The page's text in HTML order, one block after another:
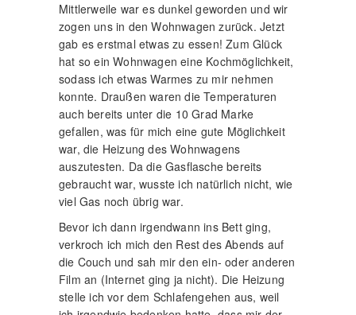
Mittlerweile war es dunkel geworden und wir
zogen uns in den Wohnwagen zurück. Jetzt
gab es erstmal etwas zu essen! Zum Glück
hat so ein Wohnwagen eine Kochmöglichkeit,
sodass ich etwas Warmes zu mir nehmen
konnte. Draußen waren die Temperaturen
auch bereits unter die 10 Grad Marke
gefallen, was für mich eine gute Möglichkeit
war, die Heizung des Wohnwagens
auszutesten. Da die Gasflasche bereits
gebraucht war, wusste ich natürlich nicht, wie
viel Gas noch übrig war.
Bevor ich dann irgendwann ins Bett ging,
verkroch ich mich den Rest des Abends auf
die Couch und sah mir den ein- oder anderen
Film an (Internet ging ja nicht). Die Heizung
stelle ich vor dem Schlafengehen aus, weil